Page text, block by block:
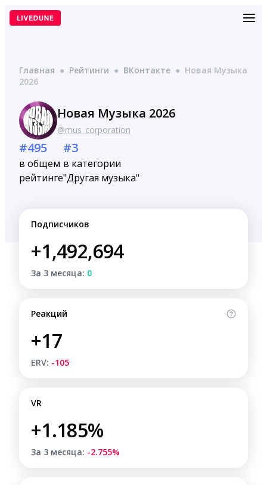
Перейти
Главная ● Рейтинги ● ВКонтакте ● Новая Музыка
2026
Новая Музыка 2026
@mus_corporation
#495
в общем
рейтинге
#3
в категории
"Другая музыка"
Подписчиков
+1,492,694
За 3 месяца: 0
Реакций
+17
ERV: -105
VR
+1.185%
За 3 месяца: -2.755%